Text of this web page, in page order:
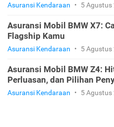
Asuransi Kendaraan • 5 Agustus
Asuransi Mobil BMW X7:
Flagship Kamu
Asuransi Kendaraan • 5 Agustus
Asuransi Mobil BMW Z4:
Perluasan, dan Pilihan
Asuransi Kendaraan • 5 Agustus